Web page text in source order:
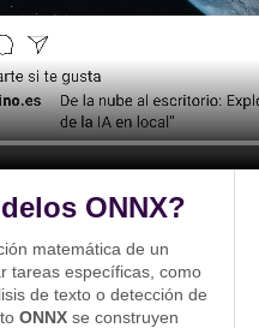
ONNX?
matemática de un
tareas específicas, como
de texto o detección de
ONNX se construyen